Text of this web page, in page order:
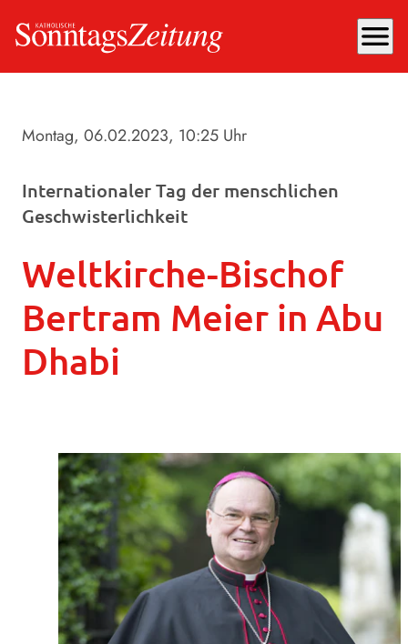
menu
Montag, 06.02.2023, 10:25 Uhr
Internationaler Tag der menschlichen
Geschwisterlichkeit
Weltkirche-Bischof
Bertram Meier in Abu
Dhabi